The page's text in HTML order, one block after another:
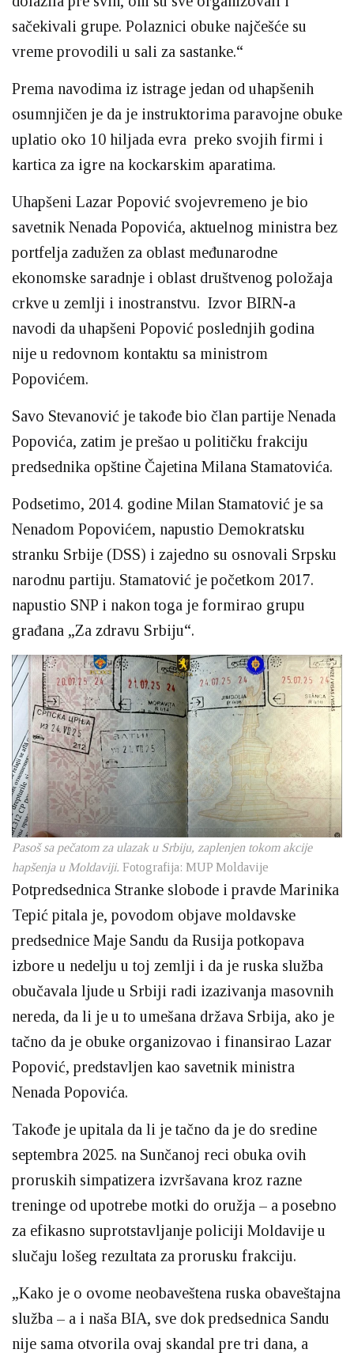
sačekivali grupe. Polaznici obuke najčešće su
vreme provodili u sali za sastanke.“
Prema navodima iz istrage jedan od uhapšenih
osumnjičen je da je instruktorima paravojne obuke
uplatio oko 10 hiljada evra preko svojih firmi i
kartica za igre na kockarskim aparatima.
Uhapšeni Lazar Popović svojevremeno je bio
savetnik Nenada Popovića, aktuelnog ministra bez
portfelja zadužen za oblast međunarodne
ekonomske saradnje i oblast društvenog položaja
crkve u zemlji i inostranstvu. Izvor BIRN-a
navodi da uhapšeni Popović poslednjih godina
nije u redovnom kontaktu sa ministrom
Popovićem.
Savo Stevanović je takođe bio član partije Nenada
Popovića, zatim je prešao u političku frakciju
predsednika opštine Čajetina Milana Stamatovića.
Podsetimo, 2014. godine Milan Stamatović je sa
Nenadom Popovićem, napustio Demokratsku
stranku Srbije (DSS) i zajedno su osnovali Srpsku
narodnu partiju. Stamatović je početkom 2017.
napustio SNP i nakon toga je formirao grupu
građana „Za zdravu Srbiju“.
Pasoš sa pečatom za ulazak u Srbiju, zaplenjen tokom akcije
hapšenja u Moldaviji. Fotografija: MUP Moldavije
Potpredsednica Stranke slobode i pravde Marinika
Tepić pitala je, povodom objave moldavske
predsednice Maje Sandu da Rusija potkopava
izbore u nedelju u toj zemlji i da je ruska služba
obučavala ljude u Srbiji radi izazivanja masovnih
nereda, da li je u to umešana država Srbija, ako je
tačno da je obuke organizovao i finansirao Lazar
Popović, predstavljen kao savetnik ministra
Nenada Popovića.
Takođe je upitala da li je tačno da je do sredine
septembra 2025. na Sunčanoj reci obuka ovih
proruskih simpatizera izvršavana kroz razne
treninge od upotrebe motki do oružja – a posebno
za efikasno suprotstavljanje policiji Moldavije u
slučaju lošeg rezultata za prorusku frakciju.
„Kako je o ovome neobaveštena ruska obaveštajna
služba – a i naša BIA, sve dok predsednica Sandu
nije sama otvorila ovaj skandal pre tri dana, a